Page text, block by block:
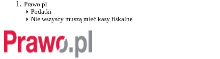
Prawo.pl
Podatki
Nie wszyscy muszą mieć kasy fiskalne